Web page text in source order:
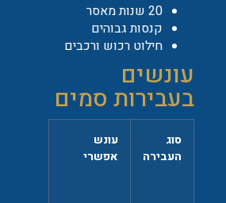
20 שנות מאסר
קנסות גבוהים
חילוט רכוש ורכבים
עונשים
בעבירות סמים
סוג
העבירה
עונש
אפשרי